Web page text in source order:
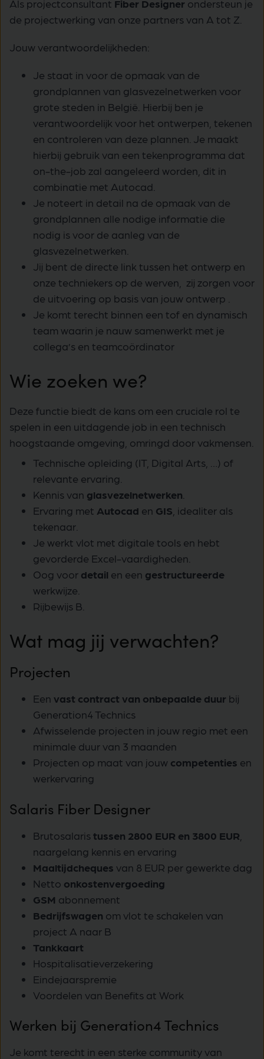
Als projectconsultant Fiber Designer ondersteun je
de projectwerking van onze partners van A tot Z.
Jouw verantwoordelijkheden:
Je staat in voor de opmaak van de
grondplannen van glasvezelnetwerken voor
grote steden in België. Hierbij ben je
verantwoordelijk voor het ontwerpen, tekenen
en controleren van deze plannen. Je maakt
hierbij gebruik van een tekenprogramma dat
on-the-job zal aangeleerd worden, dit in
combinatie met Autocad.
Je noteert in detail na de opmaak van de
grondplannen alle nodige informatie die
nodig is voor de aanleg van de
glasvezelnetwerken.
Jij bent de directe link tussen het ontwerp en
onze techniekers op de werven, zij zorgen voor
de uitvoering op basis van jouw ontwerp .
Je komt terecht binnen een tof en dynamisch
team waarin je nauw samenwerkt met je
collega’s en teamcoördinator
Wie zoeken we?
Deze functie biedt de kans om een cruciale rol te
spelen in een uitdagende job in een technisch
hoogstaande omgeving, omringd door vakmensen.
Technische opleiding (IT, Digital Arts, …) of
relevante ervaring.
Kennis van glasvezelnetwerken
Ervaring met Autocad en GIS , idealiter als
tekenaar.
Je werkt vlot met digitale tools en hebt
gevorderde Excel-vaardigheden.
Oog voor detail en een gestructureerde
werkwijze.
Rijbewijs B.
Wat mag jij verwachten?
Projecten
Een vast contract van onbepaalde duur bij
Generation4 Technics
Afwisselende projecten in jouw regio met een
minimale duur van 3 maanden
Projecten op maat van jouw competenties en
werkervaring
Salaris Fiber Designer
Brutosalaristussen 2800 EUR en 3800 EUR
naargelang kennis en ervaring
Maaltijdcheques van 8 EUR per gewerkte dag
Netto onkostenvergoeding
GSM abonnement
Bedrijfswagen om vlot te schakelen van
project A naar B
Tankkaart
Hospitalisatieverzekering
Eindejaarspremie
Voordelen van Benefits at Work
Werken bij Generation4 Technics
Je komt terecht in een sterke community van